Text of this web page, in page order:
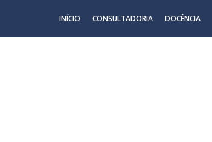
INÍCIO CONSULTADORIA DOCÊNCIA